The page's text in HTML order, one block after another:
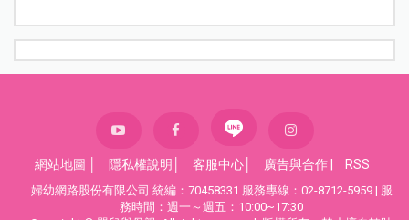
網站地圖 隱私權說明 客服中心 廣告與合作 RSS
婦幼網路股份有限公司 統編：70458331 服務專線：02-8712-5959 | 服
務時間：週一～週五：10:00~17:30